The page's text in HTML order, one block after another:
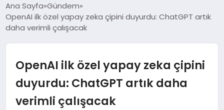
YAŞAM
GÜNCEL
TEKNOLOJI
Ana Sayfa Gündem
OpenAI ilk özel yapay zeka çipini duyurdu: ChatGPT artık
daha verimli çalışacak
OpenAI ilk özel yapay zeka çipini
duyurdu: ChatGPT artık daha
verimli çalışacak